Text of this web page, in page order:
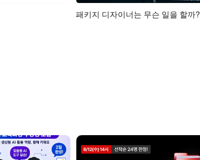
패키지 디자이너는 무슨 일을 할까?